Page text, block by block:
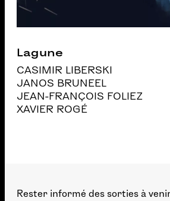
Lagune
CASIMIR LIBERSKI
JANOS BRUNEEL
JEAN-FRANÇOIS FOLIEZ
XAVIER ROGÉ
Rester informé des sorties à